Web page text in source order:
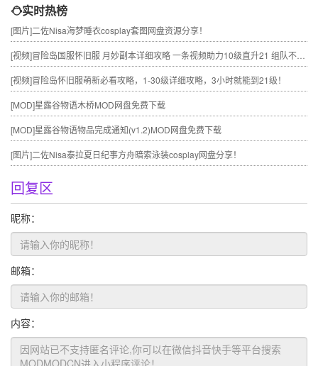
实时热榜
[图片]二佐Nisa海梦睡衣cosplay套图网盘资源分享！
[视频]冒险岛国服怀旧服 月妙副本详细攻略 一条视频助力10级直升21 组队不求人
[视频]冒险岛怀旧服萌新必看攻略，1-30级详细攻略，3小时就能到21级！
[MOD]星露谷物语木桥MOD网盘免费下载
[MOD]星露谷物语物品完成通知(v1.2)MOD网盘免费下载
[图片]二佐Nisa泰拉夏日纪事方舟暗索泳装cosplay网盘分享！
回复区
昵称：
邮箱：
内容：